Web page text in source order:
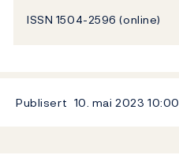
ISSN 1504-2596 (online)
Publisert 10. mai 2023 10:00